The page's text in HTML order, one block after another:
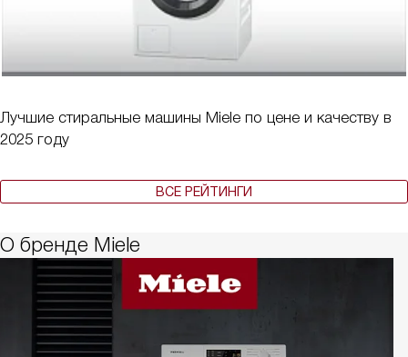
Лучшие стиральные машины Miele по цене и качеству в
2025 году
ВСЕ РЕЙТИНГИ
О бренде Miele